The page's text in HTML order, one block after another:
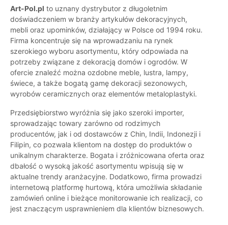
Art-Pol.pl to uznany dystrybutor z długoletnim
doświadczeniem w branży artykułów dekoracyjnych,
mebli oraz upominków, działający w Polsce od 1994 roku.
Firma koncentruje się na wprowadzaniu na rynek
szerokiego wyboru asortymentu, który odpowiada na
potrzeby związane z dekoracją domów i ogrodów. W
ofercie znaleźć można ozdobne meble, lustra, lampy,
świece, a także bogatą gamę dekoracji sezonowych,
wyrobów ceramicznych oraz elementów metaloplastyki.
Przedsiębiorstwo wyróżnia się jako szeroki importer,
sprowadzając towary zarówno od rodzimych
producentów, jak i od dostawców z Chin, Indii, Indonezji i
Filipin, co pozwala klientom na dostęp do produktów o
unikalnym charakterze. Bogata i zróżnicowana oferta oraz
dbałość o wysoką jakość asortymentu wpisują się w
aktualne trendy aranżacyjne. Dodatkowo, firma prowadzi
internetową platformę hurtową, która umożliwia składanie
zamówień online i bieżące monitorowanie ich realizacji, co
jest znaczącym usprawnieniem dla klientów biznesowych.